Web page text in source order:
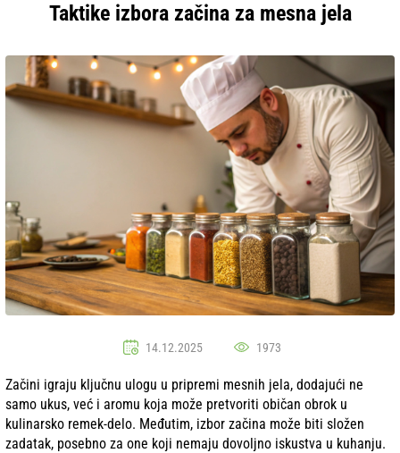
Taktike izbora začina za mesna jela
14.12.2025 1973
Začini igraju ključnu ulogu u pripremi mesnih jela, dodajući ne
samo ukus, već i aromu koja može pretvoriti običan obrok u
kulinarsko remek-delo. Međutim, izbor začina može biti složen
zadatak, posebno za one koji nemaju dovoljno iskustva u kuhanju.